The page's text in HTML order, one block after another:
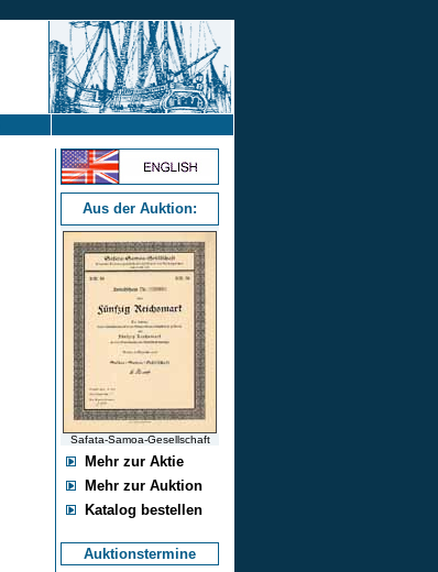
Aus der Auktion:
Safata-Samoa-Gesellschaft
Mehr zur Aktie
Mehr zur Auktion
Katalog bestellen
Auktionstermine